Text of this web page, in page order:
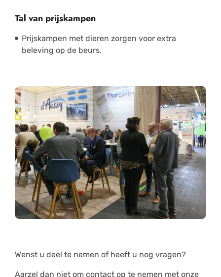
Tal van prijskampen
Prijskampen met dieren zorgen voor extra
beleving op de beurs.
Wenst u deel te nemen of heeft u nog vragen?
Aarzel dan niet om contact op te nemen met onze